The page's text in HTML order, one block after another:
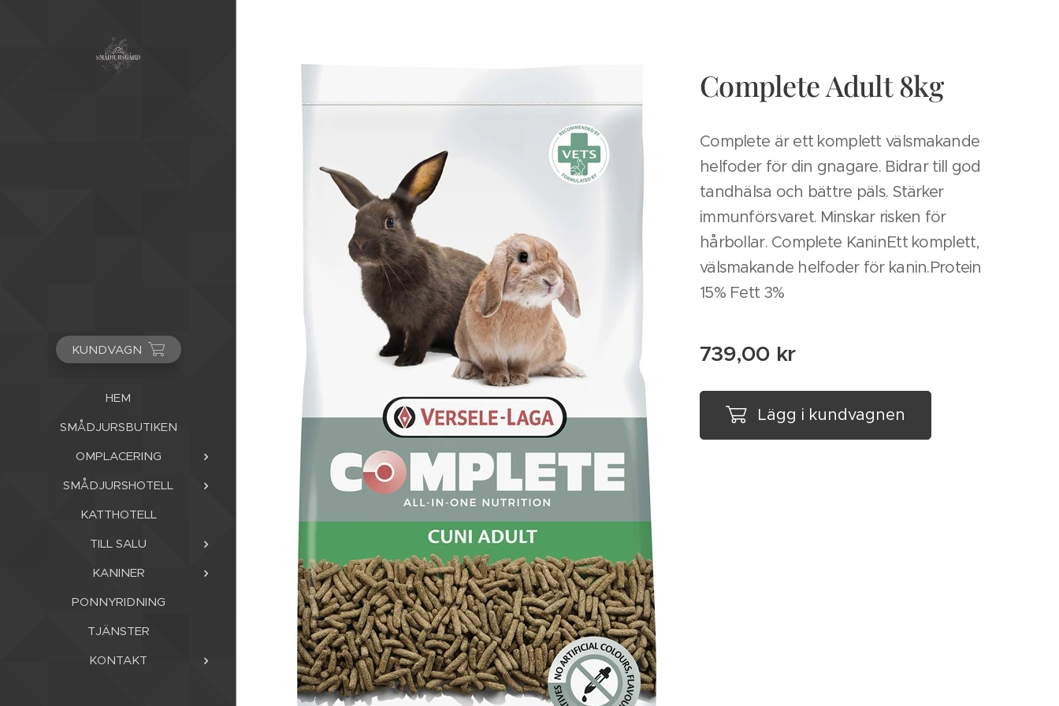
KUNDVAGN
HEM
SMÅDJURSBUTIKEN
OMPLACERING
SMÅDJURSHOTELL
KATTHOTELL
TILL SALU
KANINER
PONNYRIDNING
TJÄNSTER
KONTAKT
Complete Adult 8kg
Complete är ett komplett välsmakande
helfoder för din gnagare. Bidrar till god
tandhälsa och bättre päls. Stärker
immunförsvaret. Minskar risken för
hårbollar. Complete KaninEtt komplett,
välsmakande helfoder för kanin.Protein
15% Fett 3%
739,00 kr
Lägg i kundvagnen